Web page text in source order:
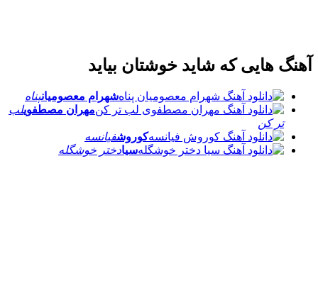
هایی که شاید خوشتان بیاید
شهرام معصومیانپناه
مهران مصطفویلب
کوروشفیانسه
سیادختر خوشگله